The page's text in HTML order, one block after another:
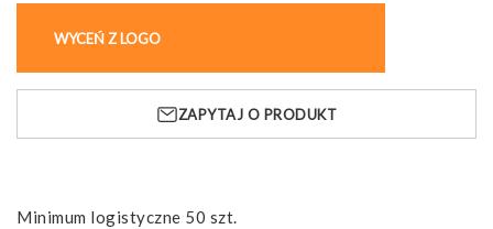
WYCEŃ Z LOGO
ZAPYTAJ O PRODUKT
Minimum logistyczne 50 szt.